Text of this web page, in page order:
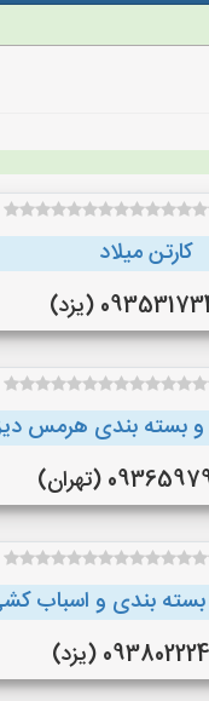
کارتن میلاد
(یزد)
بسته بندی هرمس
(تهران)
بسته بندی و اسباب
(یزد)